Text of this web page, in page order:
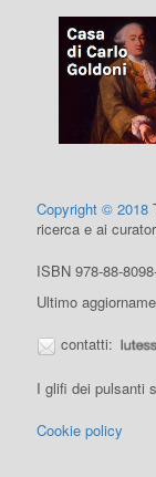
Copyright © 2018
ricerca e ai
ISBN 978-88-
Ultimo
contatti:
I glifi dei pulsanti
Cookie policy